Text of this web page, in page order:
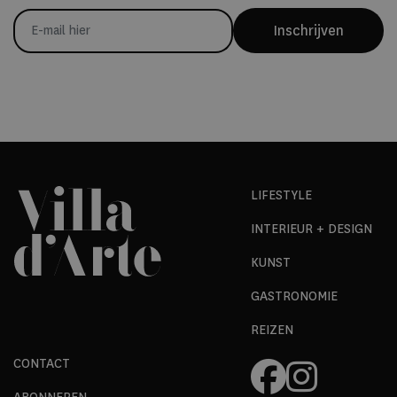
Inschrijven
LIFESTYLE
INTERIEUR + DESIGN
KUNST
GASTRONOMIE
REIZEN
CONTACT